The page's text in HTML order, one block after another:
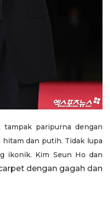
paripurna dengan
dan putih. Tidak lupa
ikonik. Kim Seun Ho dan
dengan gagah dan